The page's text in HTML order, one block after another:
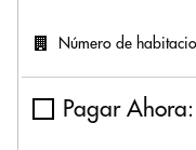
Número de
Pagar Ahora: